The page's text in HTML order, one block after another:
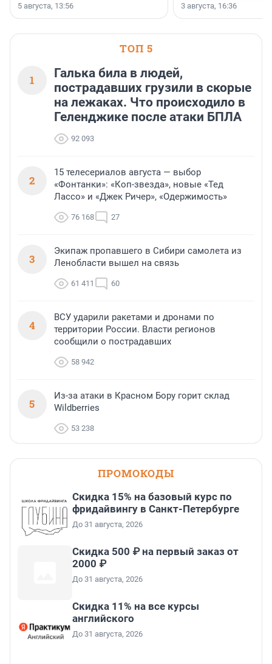
5 августа, 13:56
острова Африки и Азии,
свидетельствуют
3 августа, 16:36
ТОП 5
1
Галька била в людей,
пострадавших грузили в скорые
на лежаках. Что происходило в
Геленджике после атаки БПЛА
92 093
2
15 телесериалов августа — выбор
«Фонтанки»: «Коп-звезда», новые «Тед
Лассо» и «Джек Ричер», «Одержимость»
76 168 27
3
Экипаж пропавшего в Сибири самолета из
Ленобласти вышел на связь
61 411 60
4
ВСУ ударили ракетами и дронами по
территории России. Власти регионов
сообщили о пострадавших
58 942
5
Из-за атаки в Красном Бору горит склад
Wildberries
53 238
ПРОМОКОДЫ
Скидка 15% на базовый курс по
фридайвингу в Санкт-Петербурге
До 31 августа, 2026
Скидка 500 ₽ на первый заказ от
2000 ₽
До 31 августа, 2026
Скидка 11% на все курсы
английского
До 31 августа, 2026